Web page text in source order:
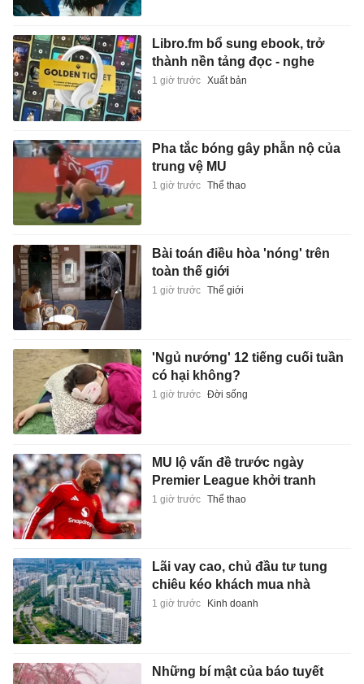
Libro.fm bổ sung ebook, trở
thành nền tảng đọc - nghe
1 giờ trước Xuất bản
Pha tắc bóng gây phẫn nộ của
trung vệ MU
1 giờ trước Thể thao
Bài toán điều hòa 'nóng' trên
toàn thế giới
1 giờ trước Thế giới
'Ngủ nướng' 12 tiếng cuối tuần
có hại không?
1 giờ trước Đời sống
MU lộ vấn đề trước ngày
Premier League khởi tranh
1 giờ trước Thể thao
Lãi vay cao, chủ đầu tư tung
chiêu kéo khách mua nhà
1 giờ trước Kinh doanh
Những bí mật của báo tuyết